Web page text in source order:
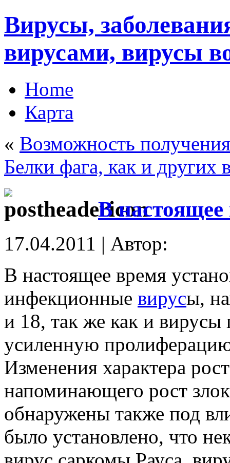
Вирусы,
вирусами, вирусы
Home
Карта
« Возможность
Белки фага, как и других
В настоящее
17.04.2011 | Автор:
В настоящее время
инфекционные вирусы,
и 18, так же как и
усиленную
Изменения характера
напоминающего рост
обнаружены также под
было установлено, что